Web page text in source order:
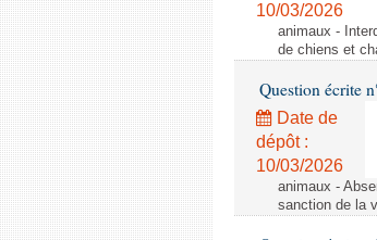
10/03/2026
animaux -
de chiens et
Question écrite
Date de
dépôt :
10/03/2026
animaux -
sanction de la